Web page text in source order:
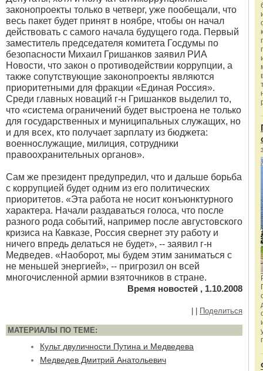
законопроекты только в четверг, уже пообещали, что
весь пакет будет принят в ноябре, чтобы он начал
действовать с самого начала будущего года. Первый
заместитель председателя комитета Госдумы по
безопасности Михаил Гришанков заявил РИА
Новости, что закон о противодействии коррупции, а
также сопутствующие законопроекты являются
приоритетными для фракции «Единая Россия».
Среди главных новаций г-н Гришанков выделил то,
что «система ограничений будет выстроена не только
для государственных и муниципальных служащих, но
и для всех, кто получает зарплату из бюджета:
военнослужащие, милиция, сотрудники
правоохранительных органов».
Сам же президент предупредил, что и дальше борьба
с коррупцией будет одним из его политических
приоритетов. «Эта работа не носит конъюнктурного
характера. Начали раздаваться голоса, что после
разного рода событий, например после августовского
кризиса на Кавказе, Россия свернет эту работу и
ничего впредь делаться не будет», -- заявил г-н
Медведев. «Наоборот, мы будем этим заниматься с
не меньшей энергией», -- пригрозил он всей
многочисленной армии взяточников в стране.
Время новостей , 1.10.2008
Поделиться
МАТЕРИАЛЫ ПО ТЕМЕ:
Культ двуличности Путина и Медведева
Медведев Дмитрий Анатольевич